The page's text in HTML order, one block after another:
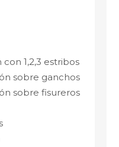
1,2,3 estribos
sobre ganchos
sobre fisureros